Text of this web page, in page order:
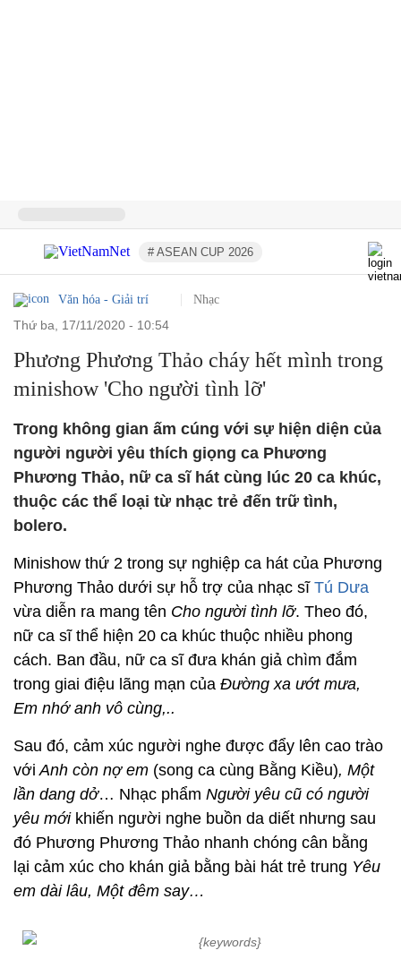
# ASEAN CUP 2026
Văn hóa - Giải trí Nhạc
thứ ba, 17/11/2020 - 10:54
Phương Phương Thảo cháy hết mình trong
minishow 'Cho người tình lỡ'
Trong không gian ấm cúng với sự hiện diện của
người người yêu thích giọng ca Phương
Phương Thảo, nữ ca sĩ hát cùng lúc 20 ca khúc,
thuộc các thể loại từ nhạc trẻ đến trữ tình,
bolero.
Minishow thứ 2 trong sự nghiệp ca hát của Phương
Phương Thảo dưới sự hỗ trợ của nhạc sĩ Tú Dưa
vừa diễn ra mang tên Cho người tình lỡ. Theo đó,
nữ ca sĩ thể hiện 20 ca khúc thuộc nhiều phong
cách. Ban đầu, nữ ca sĩ đưa khán giả chìm đắm
trong giai điệu lãng mạn của Đường xa ướt mưa,
Em nhớ anh vô cùng,..
Sau đó, cảm xúc người nghe được đẩy lên cao trào
với Anh còn nợ em (song ca cùng Bằng Kiều), Một
lần dang dở… Nhạc phẩm Người yêu cũ có người
yêu mớikhiến người nghe buồn da diết nhưng sau
đó Phương Phương Thảo nhanh chóng cân bằng
lại cảm xúc cho khán giả bằng bài hát trẻ trung Yêu
em dài lâu, Một đêm say…